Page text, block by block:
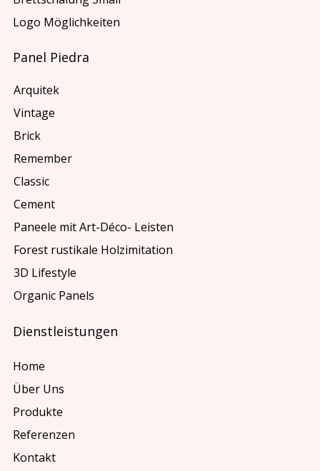
Logo Möglichkeiten
Panel Piedra
Arquitek
Vintage
Brick
Remember
Classic
Cement
Paneele mit Art-Déco- Leisten
Forest rustikale Holzimitation
3D Lifestyle
Organic Panels
Dienstleistungen
Home
Über Uns
Produkte
Referenzen
Kontakt